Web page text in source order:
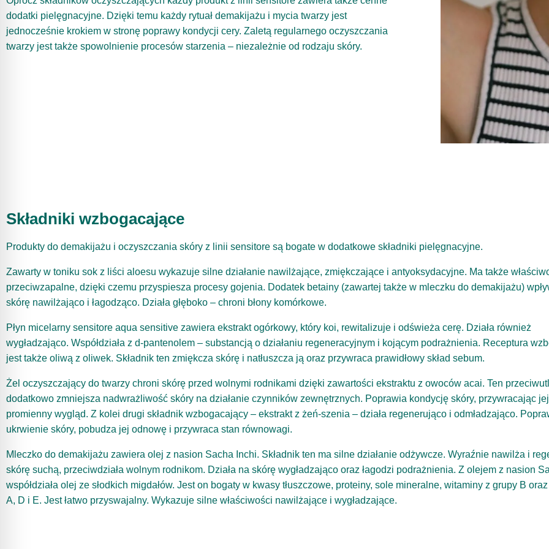
dodatki pielęgnacyjne. Dzięki temu każdy rytuał demakijażu i mycia twarzy jest
jednocześnie krokiem w stronę poprawy kondycji cery. Zaletą regularnego oczyszczania
twarzy jest także spowolnienie procesów starzenia – niezależnie od rodzaju skóry.
Składniki wzbogacające
Produkty do demakijażu i oczyszczania skóry z linii sensitore są bogate w dodatkowe składniki pielęgnacyjne.
Zawarty w toniku sok z liści aloesu wykazuje silne działanie nawilżające, zmiękczające i antyoksydacyjne. Ma także
przeciwzapalne, dzięki czemu przyspiesza procesy gojenia. Dodatek betainy (zawartej także w mleczku do demakijażu)
skórę nawilżająco i łagodząco. Działa głęboko – chroni błony komórkowe.
Płyn micelarny sensitore aqua sensitive zawiera ekstrakt ogórkowy, który koi, rewitalizuje i odświeża cerę. Działa również
wygładzająco. Współdziała z d-pantenolem – substancją o działaniu regeneracyjnym i kojącym podrażnienia. Receptura
jest także oliwą z oliwek. Składnik ten zmiękcza skórę i natłuszcza ją oraz przywraca prawidłowy skład sebum.
Żel oczyszczający do twarzy chroni skórę przed wolnymi rodnikami dzięki zawartości ekstraktu z owoców acai. Ten
dodatkowo zmniejsza nadwrażliwość skóry na działanie czynników zewnętrznych. Poprawia kondycję skóry, przywracając
promienny wygląd. Z kolei drugi składnik wzbogacający – ekstrakt z żeń-szenia – działa regenerująco i odmładzająco.
ukrwienie skóry, pobudza jej odnowę i przywraca stan równowagi.
Mleczko do demakijażu zawiera olej z nasion Sacha Inchi. Składnik ten ma silne działanie odżywcze. Wyraźnie nawilża i
skórę suchą, przeciwdziała wolnym rodnikom. Działa na skórę wygładzająco oraz łagodzi podrażnienia. Z olejem z nasion
współdziała olej ze słodkich migdałów. Jest on bogaty w kwasy tłuszczowe, proteiny, sole mineralne, witaminy z grupy B
A, D i E. Jest łatwo przyswajalny. Wykazuje silne właściwości nawilżające i wygładzające.